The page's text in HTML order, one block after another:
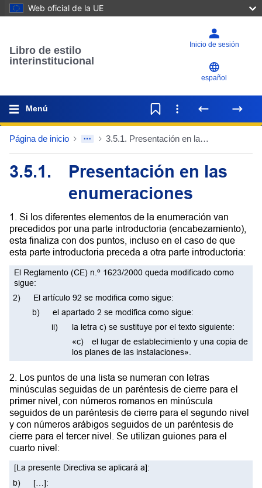
Web oficial de la UE
Libro de estilo
interinstitucional
Inicio de sesión
español
Menú
Página de inicio 3.5.1. Presentación en las enumeraciones